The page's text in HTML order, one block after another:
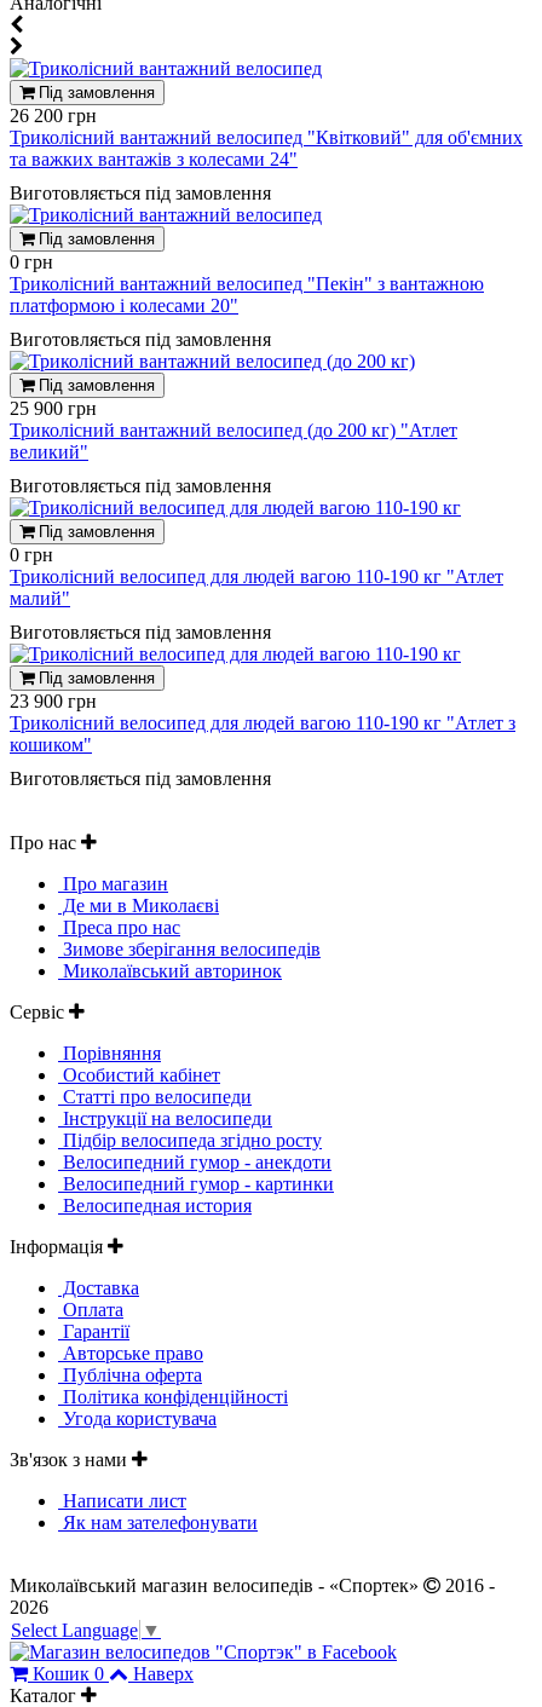
Під замовлення
26 200 грн
Триколісний вантажний велосипед "Квітковий" для об'ємних
та важких вантажів з колесами 24"
Виготовляється під замовлення
Під замовлення
0 грн
Триколісний вантажний велосипед "Пекін" з вантажною
платформою і колесами 20"
Виготовляється під замовлення
Під замовлення
25 900 грн
Триколісний вантажний велосипед (до 200 кг) "Атлет
великий"
Виготовляється під замовлення
Під замовлення
0 грн
Триколісний велосипед для людей вагою 110-190 кг "Атлет
малий"
Виготовляється під замовлення
Під замовлення
23 900 грн
Триколісний велосипед для людей вагою 110-190 кг "Атлет з
кошиком"
Виготовляється під замовлення
Про нас
Про магазин
Де ми в Миколаєві
Преса про нас
Зимове зберігання велосипедів
Миколаївський авторинок
Сервіс
Порівняння
Особистий кабінет
Статті про велосипеди
Інструкції на велосипеди
Підбір велосипеда згідно росту
Велосипедний гумор - анекдоти
Велосипедний гумор - картинки
Велосипедная история
Інформація
Доставка
Оплата
Гарантії
Авторське право
Публічна оферта
Політика конфіденційності
Угода користувача
Зв'язок з нами
Написати лист
Як нам зателефонувати
Миколаївський магазин велосипедів - «Спортек»
2016 -
2026
Select Language ▼
Кошик 0
Наверх
Каталог